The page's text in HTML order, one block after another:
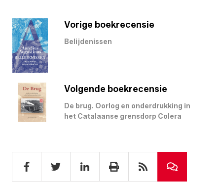
Vorige boekrecensie
Belijdenissen
Volgende boekrecensie
De brug. Oorlog en onderdrukking in
het Catalaanse grensdorp Colera